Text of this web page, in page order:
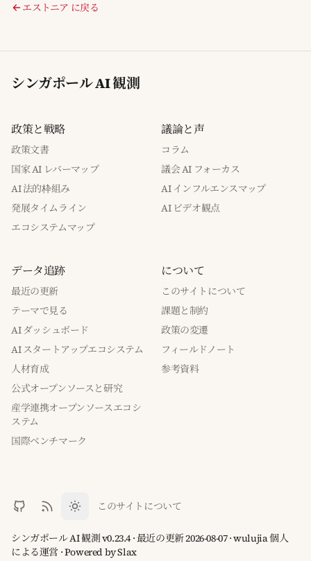
エストニア に戻る
シンガポール AI 観測
政策と戦略
政策文書
国家 AI レバーマップ
AI 法的枠組み
発展タイムライン
エコシステムマップ
議論と声
コラム
議会 AI フォーカス
AI インフルエンスマップ
AI ビデオ観点
データ追跡
最近の更新
テーマで見る
AI ダッシュボード
AI スタートアップエコシステム
人材育成
公式オープンソースと研究
産学連携オープンソースエコシ
ステム
国際ベンチマーク
について
このサイトについて
課題と制約
政策の変遷
フィールドノート
参考資料
このサイトについて
シンガポール AI 観測 v0.23.4 · 最近の更新 2026-08-07 · wulujia 個人
による運営 · Powered bySlax